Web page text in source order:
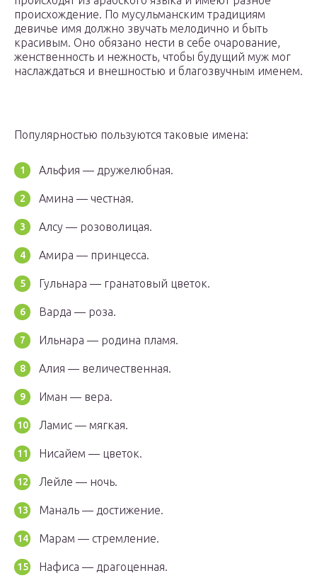
происхождение. По мусульманским традициям
девичье имя должно звучать мелодично и быть
красивым. Оно обязано нести в себе очарование,
женственность и нежность, чтобы будущий муж мог
наслаждаться и внешностью и благозвучным именем.
Популярностью пользуются таковые имена:
Альфия — дружелюбная.
Амина — честная.
Алсу — розоволицая.
Амира — принцесса.
Гульнара — гранатовый цветок.
Варда — роза.
Ильнара — родина пламя.
Алия — величественная.
Иман — вера.
Ламис — мягкая.
Нисайем — цветок.
Лейле — ночь.
Маналь — достижение.
Марам — стремление.
Нафиса — драгоценная.